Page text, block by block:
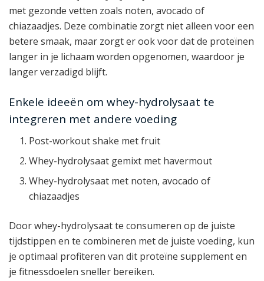
met gezonde vetten zoals noten, avocado of
chiazaadjes. Deze combinatie zorgt niet alleen voor een
betere smaak, maar zorgt er ook voor dat de proteïnen
langer in je lichaam worden opgenomen, waardoor je
langer verzadigd blijft.
Enkele ideeën om whey-hydrolysaat te
integreren met andere voeding
Post-workout shake met fruit
Whey-hydrolysaat gemixt met havermout
Whey-hydrolysaat met noten, avocado of
chiazaadjes
Door whey-hydrolysaat te consumeren op de juiste
tijdstippen en te combineren met de juiste voeding, kun
je optimaal profiteren van dit proteïne supplement en
je fitnessdoelen sneller bereiken.